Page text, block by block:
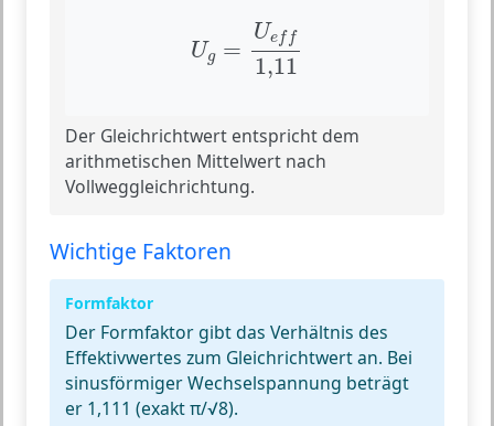
Ug =
Uef f
1,11
ef
Der Gleichrichtwert entspricht dem
arithmetischen Mittelwert nach
Vollweggleichrichtung.
Wichtige Faktoren
Formfaktor
Der Formfaktor gibt das Verhältnis des
Effektivwertes zum Gleichrichtwert an. Bei
sinusförmiger Wechselspannung beträgt
er 1,111 (exakt π/√8).